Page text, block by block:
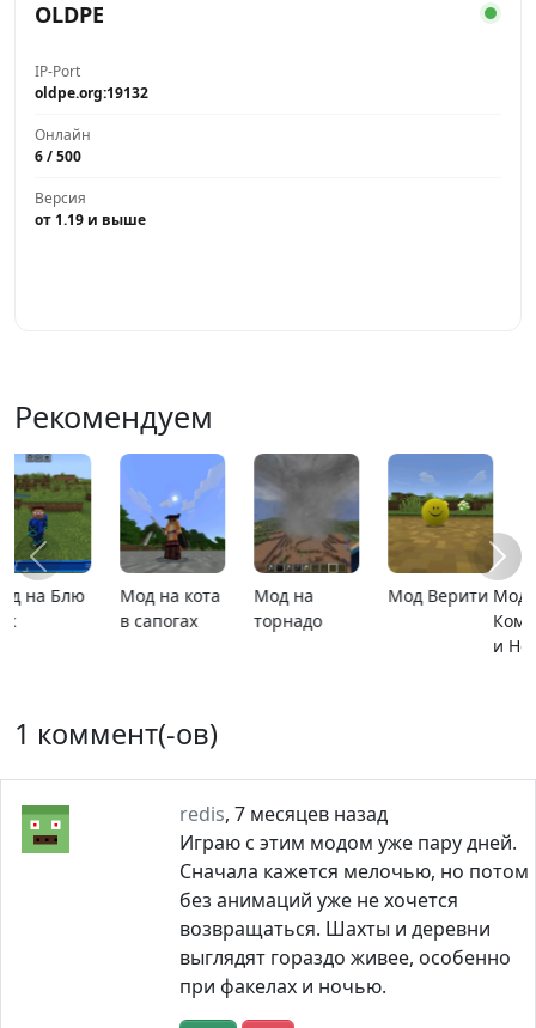
OLDPE
IP-Port
oldpe.org:19132
Онлайн
6 / 500
Версия
от 1.19 и выше
Рекомендуем
Мод на
Компьютеры
MCPE 26.13 MCPE 26.1 Карта ада
1 коммент(-ов)
redis, 7 месяцев назад
Играю с этим модом уже пару дней.
Сначала кажется мелочью, но потом
без анимаций уже не хочется
возвращаться. Шахты и деревни
выглядят гораздо живее, особенно
при факелах и ночью.